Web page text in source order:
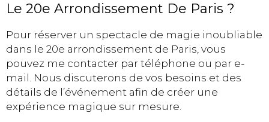
Le 20e Arrondissement De Paris ?
Pour réserver un spectacle de magie inoubliable
dans le 20e arrondissement de Paris, vous
pouvez me contacter par téléphone ou par e-
mail. Nous discuterons de vos besoins et des
détails de l’événement afin de créer une
expérience magique sur mesure.